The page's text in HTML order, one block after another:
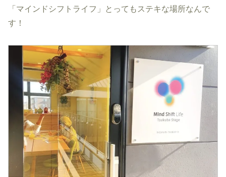
「マインドシフトライフ」とってもステキな場所なんで
す！